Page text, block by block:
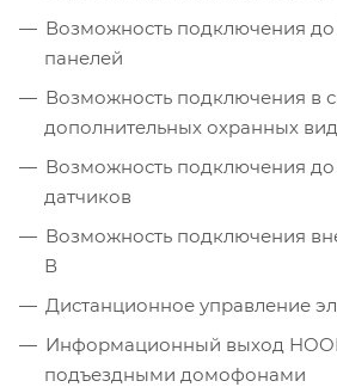
Возможность подключения
панелей
Возможность подключения в
дополнительных охранных
Возможность подключения
датчиков
Возможность подключения
В
Дистанционное управление
Информационный выход
подъездными домофонами